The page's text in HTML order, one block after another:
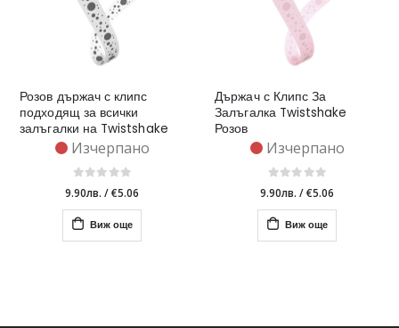
Розов държач с клипс
подходящ за всички
залъгалки на Twistshake
Изчерпано
9.90лв. /€5.06
Виж още
Държач с Клипс За
Залъгалка Twistshake
Розов
Изчерпано
9.90лв. /€5.06
Виж още